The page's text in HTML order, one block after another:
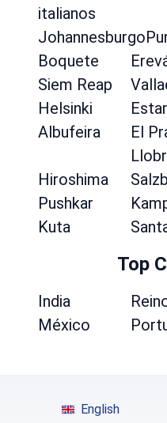
italianos
Johannesburgo
Boquete
Siem Reap
Helsinki
Albufeira
El
Hiroshima
Pushkar
Kuta
Top
India
México
English